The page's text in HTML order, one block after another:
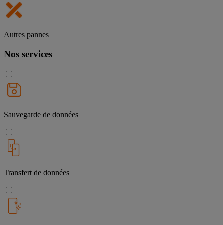
Autres pannes
Nos services
Sauvegarde de données
Transfert de données